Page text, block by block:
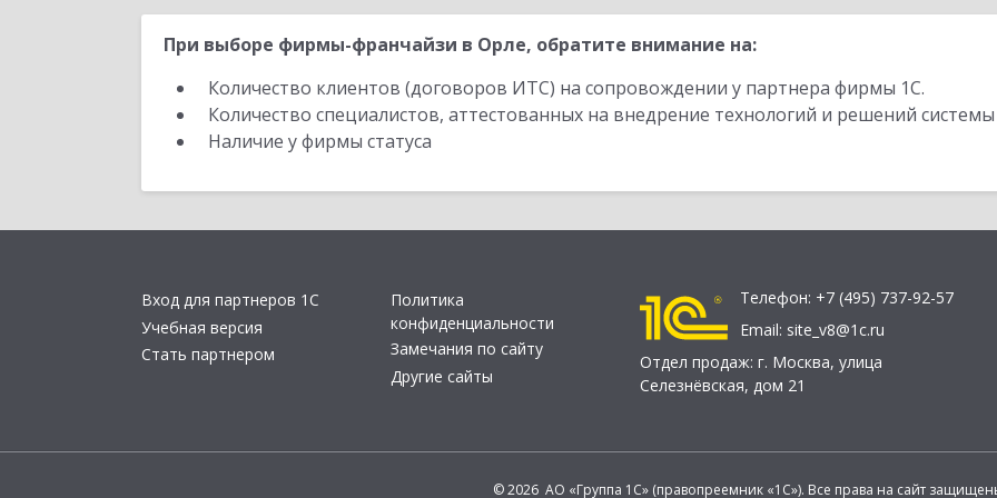
При выборе фирмы-франчайзи в Орле, обратите внимание на:
Количество клиентов (договоров ИТС) на сопровождении у партнера фирмы 1С.
Количество специалистов, аттестованных на внедрение технологий и решений
Наличие у фирмы статуса
Вход для партнеров 1С
Учебная версия
Стать партнером
Политика
конфиденциальности
Замечания по сайту
Другие сайты
Телефон: +7 (495) 737-92-57
Email: site_v8@1c.ru
Отдел продаж: г. Москва, улица
Селезнёвская, дом 21
© 2026 АО «Группа 1С» (правопреемник «1С»). Все права на сайт